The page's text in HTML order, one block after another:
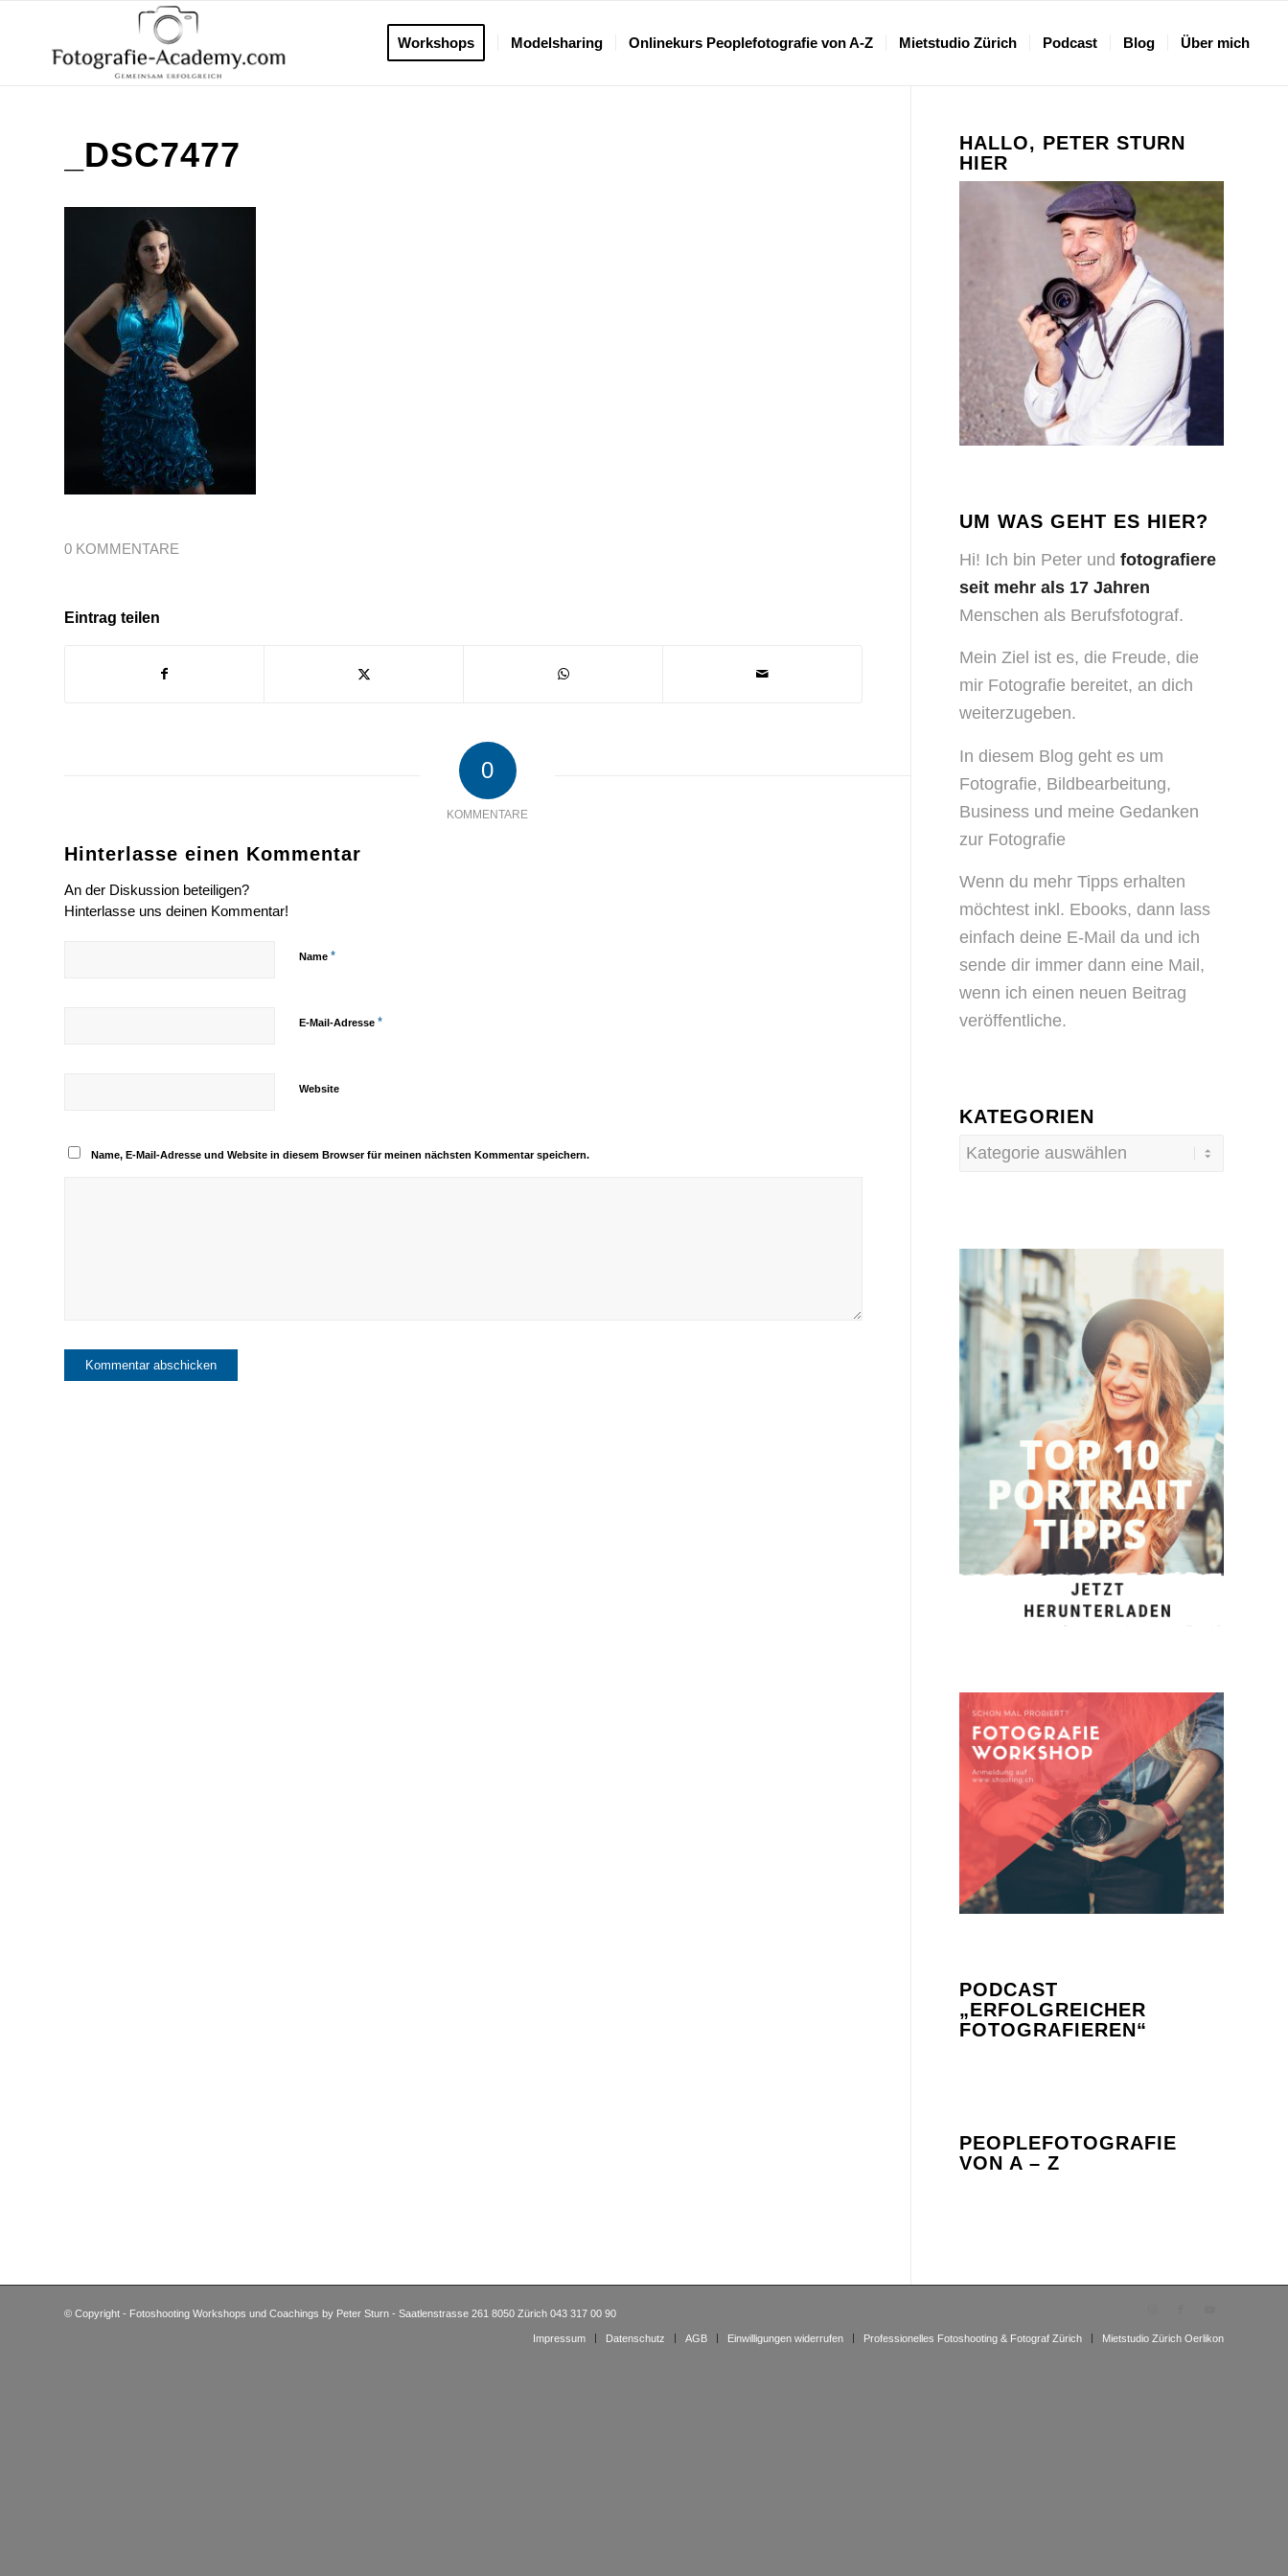
Workshops Modelsharing Onlinekurs Peoplefotografie von A-Z Mietstudio Zürich Podcast Blog Über mich
_DSC7477
0 KOMMENTARE
Eintrag teilen
0
KOMMENTARE
Hinterlasse einen Kommentar
An der Diskussion beteiligen?
Hinterlasse uns deinen Kommentar!
Name *
E-Mail-Adresse *
Website
Name, E-Mail-Adresse und Website in diesem Browser für meinen nächsten Kommentar speichern.
HALLO, PETER STURN
HIER
UM WAS GEHT ES HIER?
Hi! Ich bin Peter und fotografiere
seit mehr als 17 Jahren
Menschen als Berufsfotograf.
Mein Ziel ist es, die Freude, die
mir Fotografie bereitet, an dich
weiterzugeben.
In diesem Blog geht es um
Fotografie, Bildbearbeitung,
Business und meine Gedanken
zur Fotografie
Wenn du mehr Tipps erhalten
möchtest inkl. Ebooks, dann lass
einfach deine E-Mail da und ich
sende dir immer dann eine Mail,
wenn ich einen neuen Beitrag
veröffentliche.
KATEGORIEN
Kategorien
PODCAST
„ERFOLGREICHER
FOTOGRAFIEREN“
PEOPLEFOTOGRAFIE
VON A – Z
© Copyright - Fotoshooting Workshops und Coachings by Peter Sturn - Saatlenstrasse 261 8050 Zürich 043 317 00 90
Impressum Datenschutz AGB Einwilligungen widerrufen Professionelles Fotoshooting & Fotograf Zürich Mietstudio Zürich Oerlikon